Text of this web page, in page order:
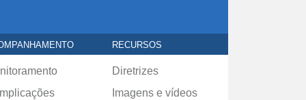
RECURSOS
Diretrizes
Imagens e vídeos